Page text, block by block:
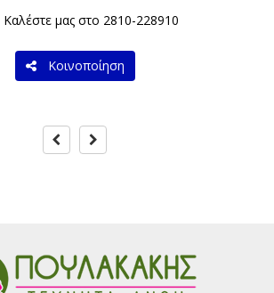
Καλέστε μας στο 2810-228910
Κοινοποίηση